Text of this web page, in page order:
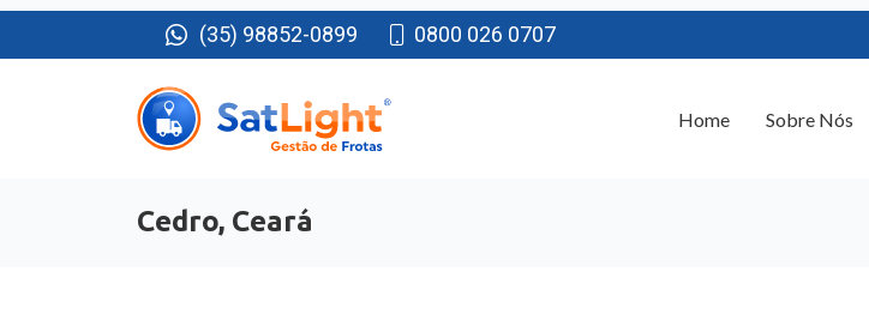
(35) 98852-0899 0800 026 0707
Cedro, Ceará